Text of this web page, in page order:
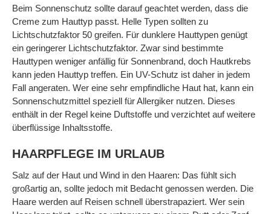
Beim Sonnenschutz sollte darauf geachtet werden, dass die
Creme zum Hauttyp passt. Helle Typen sollten zu
Lichtschutzfaktor 50 greifen. Für dunklere Hauttypen genügt
ein geringerer Lichtschutzfaktor. Zwar sind bestimmte
Hauttypen weniger anfällig für Sonnenbrand, doch Hautkrebs
kann jeden Hauttyp treffen. Ein UV-Schutz ist daher in jedem
Fall angeraten. Wer eine sehr empfindliche Haut hat, kann ein
Sonnenschutzmittel speziell für Allergiker nutzen. Dieses
enthält in der Regel keine Duftstoffe und verzichtet auf weitere
überflüssige Inhaltsstoffe.
HAARPFLEGE IM URLAUB
Salz auf der Haut und Wind in den Haaren: Das fühlt sich
großartig an, sollte jedoch mit Bedacht genossen werden. Die
Haare werden auf Reisen schnell überstrapaziert. Wer sein